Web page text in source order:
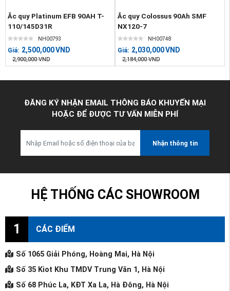
Ắc quy Platinum EFB 90AH T-
110/145D31R
NH00793
Giá: 2,500,000VND
2,900,000 VND
Ắc quy Colossus 90Ah SMF
NX120-7
NH00748
Giá: 2,030,000VND
2,184,000 VND
ĐĂNG KÝ NHẬN EMAIL THÔNG BÁO KHUYẾN MẠI
HOẶC ĐỂ ĐƯỢC TƯ VẤN MIỄN PHÍ
Nhận thông tin
HỆ THỐNG CÁC SHOWROOM
1 CÁC ĐIỂM
Số 1065 Giải Phóng, Hoàng Mai, Hà Nội
Số 35 Kiot Khu TMDV Trung Văn 1, Hà Nội
Số 68 Phúc La, KĐT Xa La, Hà Đông, Hà Nội